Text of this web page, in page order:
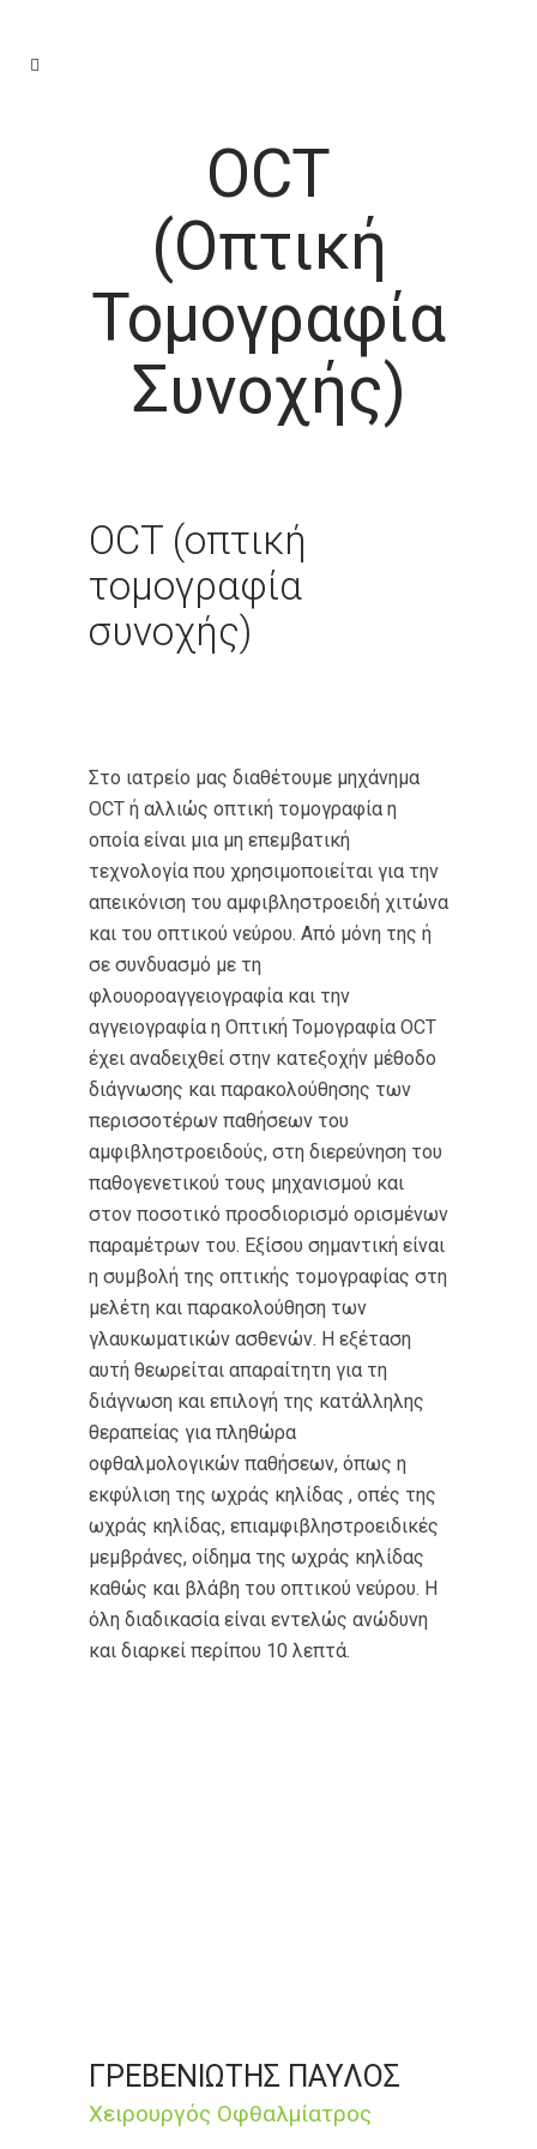
OCT
(οπτική
Τομογραφία
Συνοχής)
OCT (οπτική
τομογραφία
συνοχής)
Στο ιατρείο μας διαθέτουμε μηχάνημα
OCT ή αλλιώς οπτική τομογραφία η
οποία είναι μια μη επεμβατική
τεχνολογία που χρησιμοποιείται για την
απεικόνιση του αμφιβληστροειδή χιτώνα
και του οπτικού νεύρου. Από μόνη της ή
σε συνδυασμό με τη
φλουοροαγγειογραφία και την
αγγειογραφία η Οπτική Τομογραφία ΟCT
έχει αναδειχθεί στην κατεξοχήν μέθοδο
διάγνωσης και παρακολούθησης των
περισσοτέρων παθήσεων του
αμφιβληστροειδούς, στη διερεύνηση του
παθογενετικού τους μηχανισμού και
στον ποσοτικό προσδιορισμό ορισμένων
παραμέτρων του. Εξίσου σημαντική είναι
η συμβολή της οπτικής τομογραφίας στη
μελέτη και παρακολούθηση των
γλαυκωματικών ασθενών. Η εξέταση
αυτή θεωρείται απαραίτητη για τη
διάγνωση και επιλογή της κατάλληλης
θεραπείας για πληθώρα
οφθαλμολογικών παθήσεων, όπως η
εκφύλιση της ωχράς κηλίδας , οπές της
ωχράς κηλίδας, επιαμφιβληστροειδικές
μεμβράνες, οίδημα της ωχράς κηλίδας
καθώς και βλάβη του οπτικού νεύρου. Η
όλη διαδικασία είναι εντελώς ανώδυνη
και διαρκεί περίπου 10 λεπτά.
ΓΡΕΒΕΝΙΩΤΗΣ ΠΑΥΛΟΣ
Xειρουργός Οφθαλμίατρος